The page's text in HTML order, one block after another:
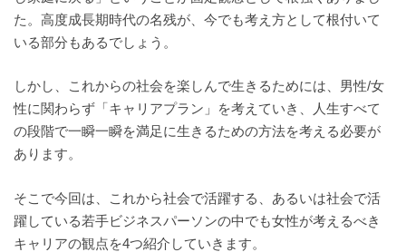
た。高度成長期時代の名残が、今でも考え方として根付いて
いる部分もあるでしょう。
しかし、これからの社会を楽しんで生きるためには、男性/女
性に関わらず「キャリアプラン」を考えていき、人生すべて
の段階で一瞬一瞬を満足に生きるための方法を考える必要が
あります。
そこで今回は、これから社会で活躍する、あるいは社会で活
躍している若手ビジネスパーソンの中でも女性が考えるべき
キャリアの観点を4つ紹介していきます。